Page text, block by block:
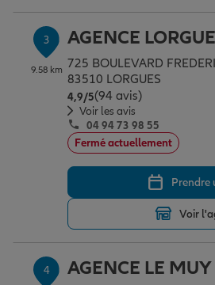
Assurance scolaire
Protection juridique
Tous nos devis d'assurance
3
9.58 km
AGENCE
725 BOULEVARD
83510 LORGUES
4,9/5Note de 4.9 sur 5
(94 avis)
Voir les avis
04 94 73 98 55
Fermé actuellement
Prendre
Voir
4 AGENCE LE MUY